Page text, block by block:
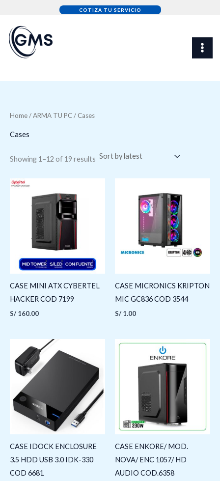
content
COTIZA TU SERVICIO
Home/ARMA TU PC/ Cases
Cases
Showing 1–12 of 19 results
by
latest
CASE MINI ATX CYBERTEL
HACKER COD 7199
S/ 160.00
CASE MICRONICS KRIPTON
MIC GC836 COD 3544
S/ 1.00
CASE IDOCK ENCLOSURE
3.5 HDD USB 3.0 IDK-330
COD 6681
CASE ENKORE/ MOD.
NOVA/ ENC 1057/ HD
AUDIO COD.6358